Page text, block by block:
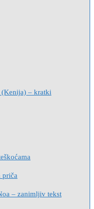
– kratki
priča
– zanimljiv tekst